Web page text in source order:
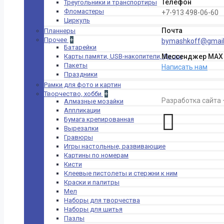
Треугольники и транспортиры
Фломастеры
Циркуль
Планнеры
Прочее +
Батарейки
Карты памяти, USB-накопители, Диски
Пакеты
Праздники
Рамки для фото и картин
Творчество, хобби +
Алмазные мозайки
Аппликации
Бумага крепированная
Вырезалки
Гравюры
Игры настольные, развивающие
Картины по номерам
Кисти
Клеевые пистолеты и стержни к ним
Краски и палитры
Мел
Наборы для творчества
Наборы для шитья
Пазлы
клей-карандаш
Мелкоофисные
принадлежности
иглы для
прошивки
Ножницы
Офисные
наборы, подставки,
стаканы
Очистительные
средства
Пленка для
ламинирования
степлеров
Скотч, клейкие
ленты, стрейч
ленты
Скрепки,
кнопки, булавки
Телефон
+7-913 498-06-60
Почта
Мессенджер MAX
Написать нам
Разработка сайта